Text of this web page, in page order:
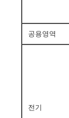
공용영역
전기